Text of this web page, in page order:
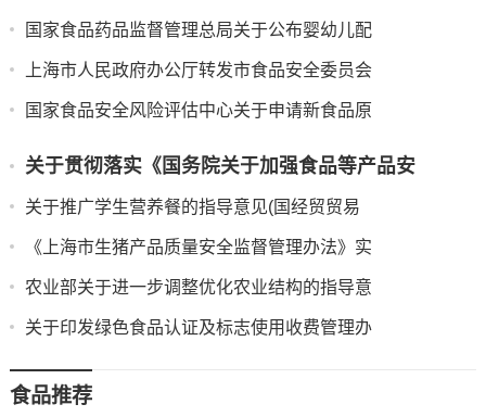
国家食品药品监督管理总局关于公布婴幼儿配
上海市人民政府办公厅转发市食品安全委员会
国家食品安全风险评估中心关于申请新食品原
关于贯彻落实《国务院关于加强食品等产品安
关于推广学生营养餐的指导意见(国经贸贸易
《上海市生猪产品质量安全监督管理办法》实
农业部关于进一步调整优化农业结构的指导意
关于印发绿色食品认证及标志使用收费管理办
食品推荐